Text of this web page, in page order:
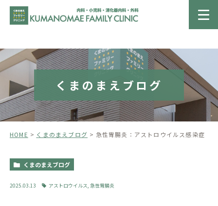
くまのまえブログ
HOME くまのまえブログ 急性胃腸炎：アストロウイルス感染症
くまのまえブログ
2025.03.13 アストロウイルス 急性胃腸炎